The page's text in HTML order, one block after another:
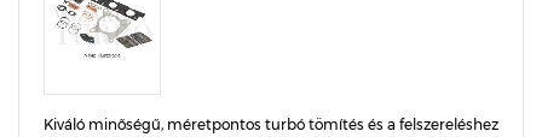
Kiváló minőségű, méretpontos turbó tömítés és a felszereléshez